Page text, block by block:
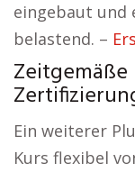
eingebaut und
belastend. –
Ein weiterer
Kurs flexibel